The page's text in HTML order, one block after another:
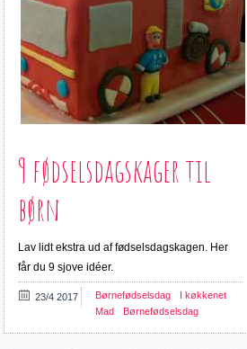
9 fødselsdagskager til
børn
Lav lidt ekstra ud af fødselsdagskagen. Her
får du 9 sjove idéer.
23/4 2017 Børnefødselsdag
I køkkenet
Mad
Børnefødselsdag